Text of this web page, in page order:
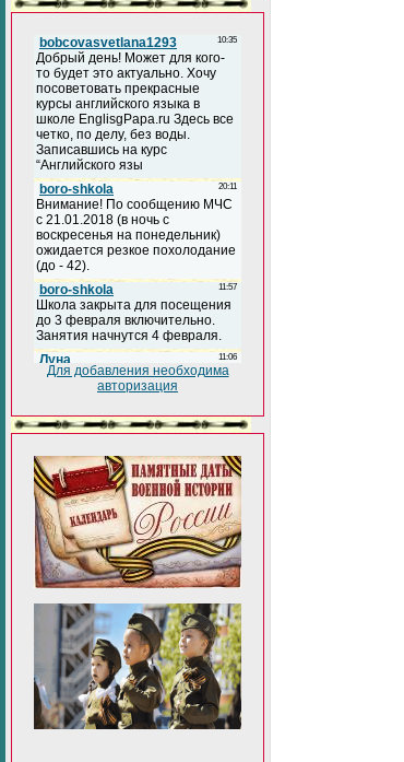
Для добавления необходима
авторизация